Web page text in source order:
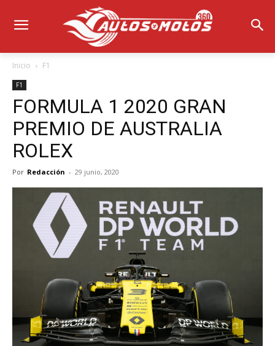
Inicio F1
F1
FORMULA 1 2020 GRAN
PREMIO DE AUSTRALIA
ROLEX
Por Redacción - 29 junio, 2020